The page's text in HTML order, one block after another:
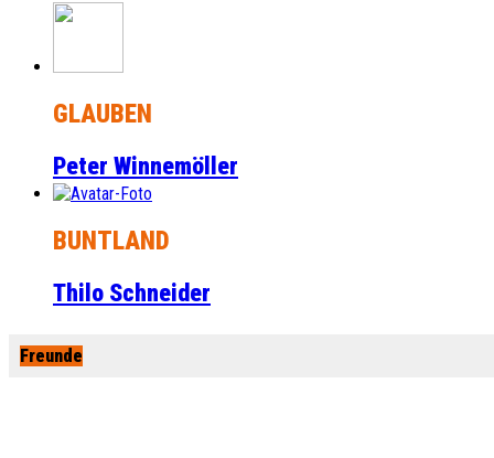
GLAUBEN
Peter Winnemöller
BUNTLAND
Thilo Schneider
Freunde